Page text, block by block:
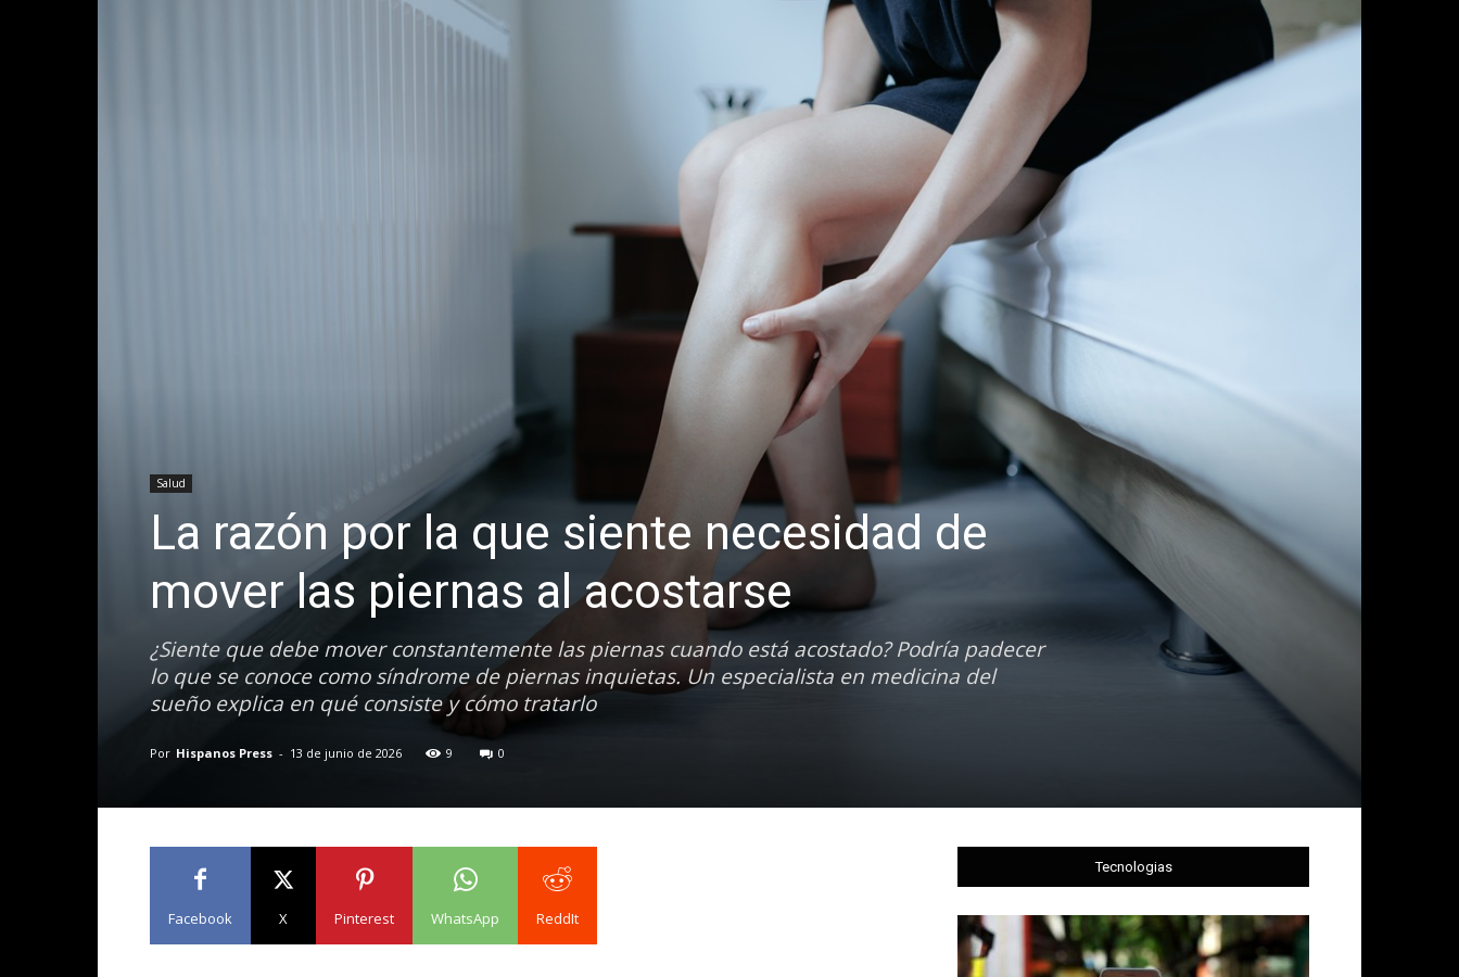
Salud
La razón por la que siente necesidad de
mover las piernas al acostarse
¿Siente que debe mover constantemente las piernas cuando está acostado? Podría padecer
lo que se conoce como síndrome de piernas inquietas. Un especialista en medicina del
sueño explica en qué consiste y cómo tratarlo
Por Hispanos Press - 13 de junio de 2026 9 0
Facebook X Pinterest WhatsApp ReddIt
Tecnologias